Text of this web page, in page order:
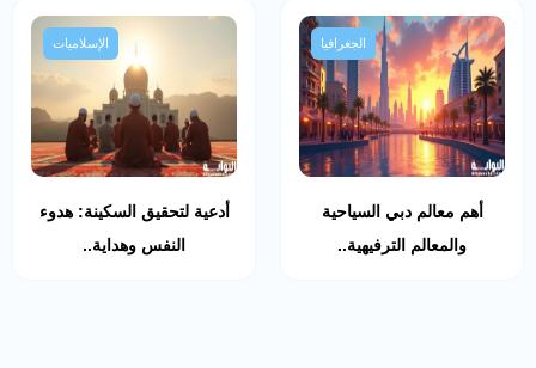
الجغرافيا
أهم معالم دبي السياحية
والمعالم الترفيهية..
الإسلاميات
أدعية لتحقيق السكينة: هدوء
النفس وهداية..